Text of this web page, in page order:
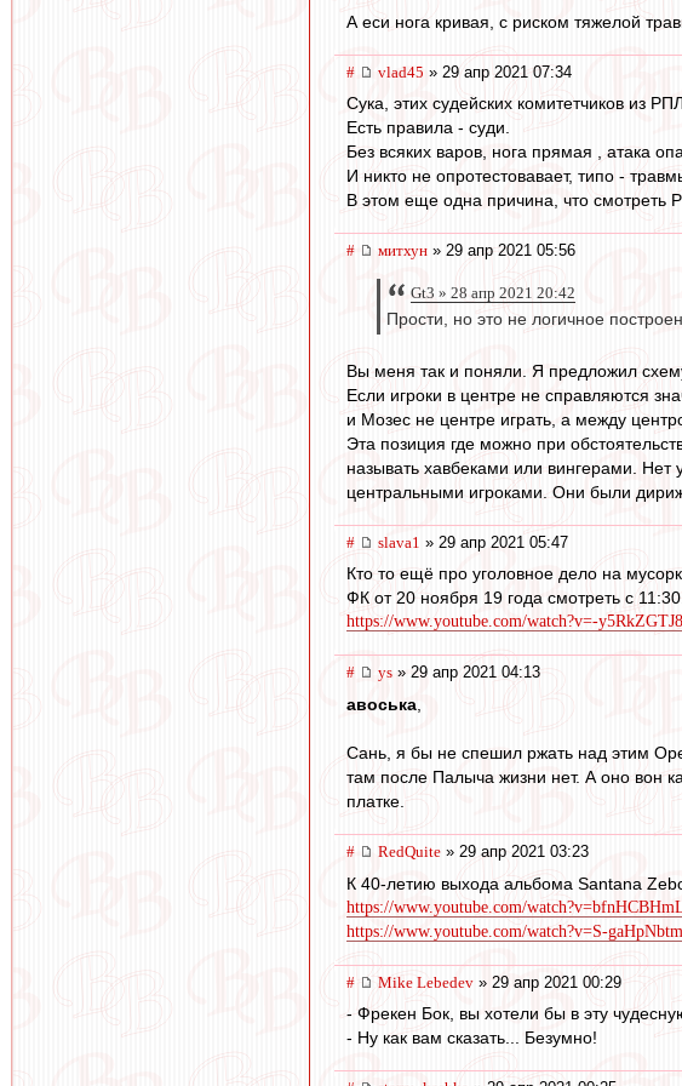
А еси нога кривая, с риском тяжелой
# vlad45 » 29 апр 2021 07:34
Сука, этих судейских комитетчиков из
Есть правила - суди.
Без всяких варов, нога прямая , атака
И никто не опротестовавает, типо -
В этом еще одна причина, что смотреть
# митхун » 29 апр 2021 05:56
Gt3 » 28 апр 2021 20:42
Прости, но это не логичное
Вы меня так и поняли. Я предложил
Если игроки в центре не справляются
и Мозес не центре играть, а между
Эта позиция где можно при
называть хавбеками или вингерами. Нет
центральными игроками. Они были
# slava1 » 29 апр 2021 05:47
Кто то ещё про уголовное дело на
ФК от 20 ноября 19 года смотреть с
https://www.youtube.com/watch?v=-
# ys » 29 апр 2021 04:13
авоська
Сань, я бы не спешил ржать над этим
там после Палыча жизни нет. А оно вон
платке.
# RedQuite » 29 апр 2021 03:23
К 40-летию выхода альбома Santana
https://www.youtube.com/
https://www.youtube.com/watch?v=S-
# Mike Lebedev » 29 апр 2021 00:29
- Фрекен Бок, вы хотели бы в эту
- Ну как вам сказать... Безумно!